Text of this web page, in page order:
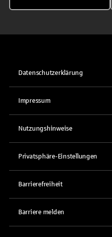
Datenschutzerklärung
Impressum
Nutzungshinweise
Privatsphäre-Einstellungen
Barrierefreiheit
Barriere melden